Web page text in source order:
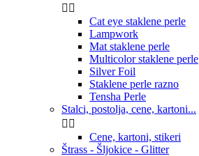
 
Cat eye staklene perle
Lampwork
Mat staklene perle
Multicolor staklene perle
Silver Foil
Staklene perle razno
Tensha Perle
Stalci, postolja, cene, kartoni...
 
Cene, kartoni, stikeri
Štrass - Šljokice - Glitter